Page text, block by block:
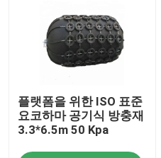
플랫폼을 위한 ISO 표준
요코하마 공기식 방충재
3.3*6.5m 50 Kpa